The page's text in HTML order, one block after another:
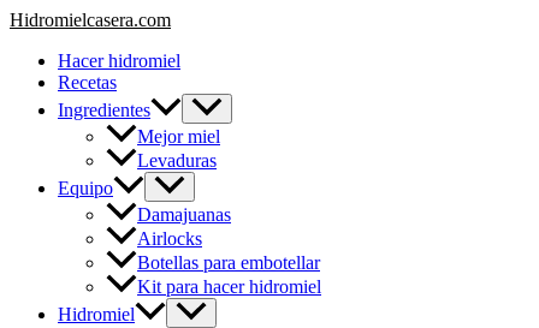
Ir
contenido
Hidromielcasera.com
Hacer hidromiel
Recetas
Ingredientes
Mejor miel
Levaduras
Equipo
Damajuanas
Airlocks
Botellas para embotellar
Kit para hacer hidromiel
Hidromiel